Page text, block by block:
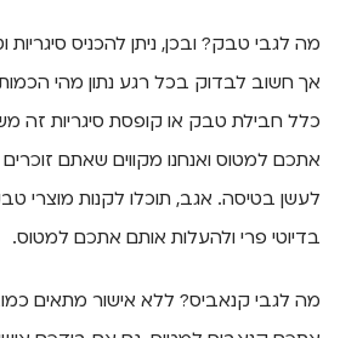
מה לגבי טבק? ובכן, ניתן להכניס
אך חשוב לבדוק בכל רגע נתון מהי
כלל חבילת טבק או קופסת סיגריות זה
אתכם למטוס ואנחנו מקווים שאתם
לעשן בטיסה. אגב, תוכלו לקנות מוצרי
בדיוטי פרי ולהעלות אותם אתכם למטוס.
מה לגבי קנאביס? ללא אישור מתאים